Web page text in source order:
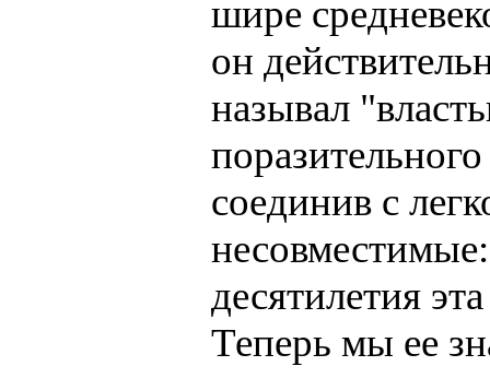
шире
он
называл
соединив с
десятилетия
Теперь мы ее